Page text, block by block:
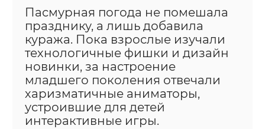
Пасмурная погода не помешала
празднику, а лишь добавила
куража. Пока взрослые изучали
технологичные фишки и дизайн
новинки, за настроение
младшего поколения отвечали
харизматичные аниматоры,
устроившие для детей
интерактивные игры.